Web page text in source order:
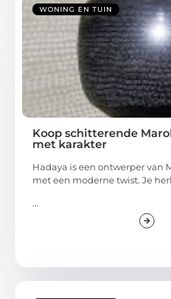
WONING EN TUIN
Koop schitterende
met karakter
Hadaya is een ontwerper van
met een moderne twist. Je
...